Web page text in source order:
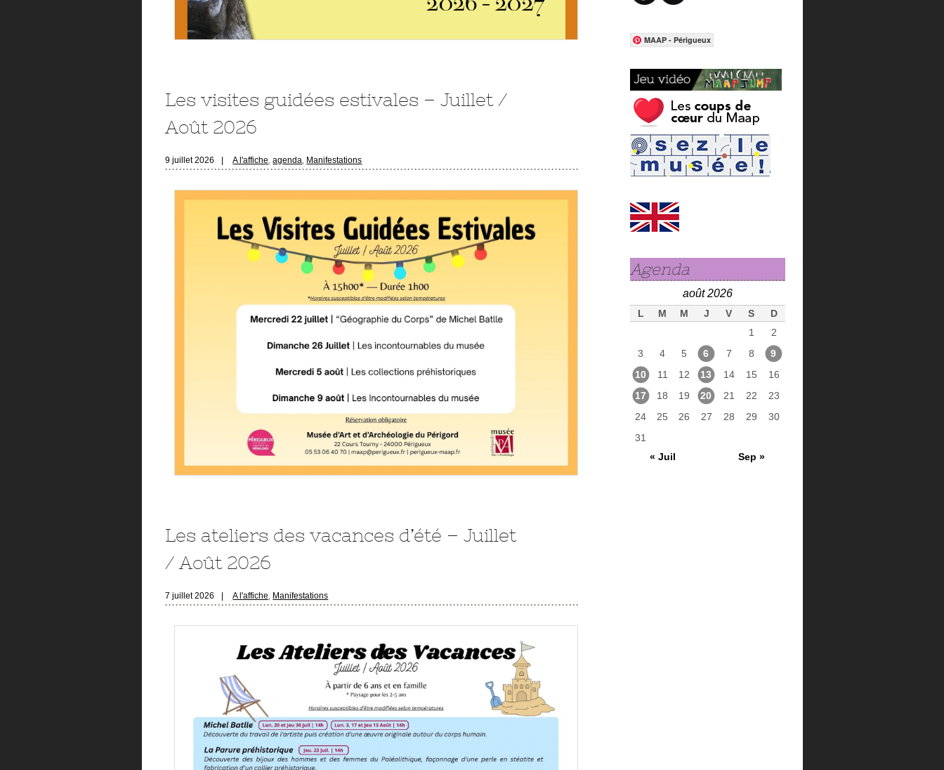
Les visites guidées estivales – Juillet /
Août 2026
9 juillet 2026 A l'affiche,agenda, Manifestations
Les ateliers des vacances d’été – Juillet
/ Août 2026
7 juillet 2026 | A l'affiche Manifestations
MAAP - Périgueux
Agenda
août 2026
L M M J V S
D
1
2
3
4 5 6 7 8
9
10
11 12 13 14 15
16
17
18 19 20 21 22
23
24
25 26 27 28 29
30
31
« Juil
Sep »